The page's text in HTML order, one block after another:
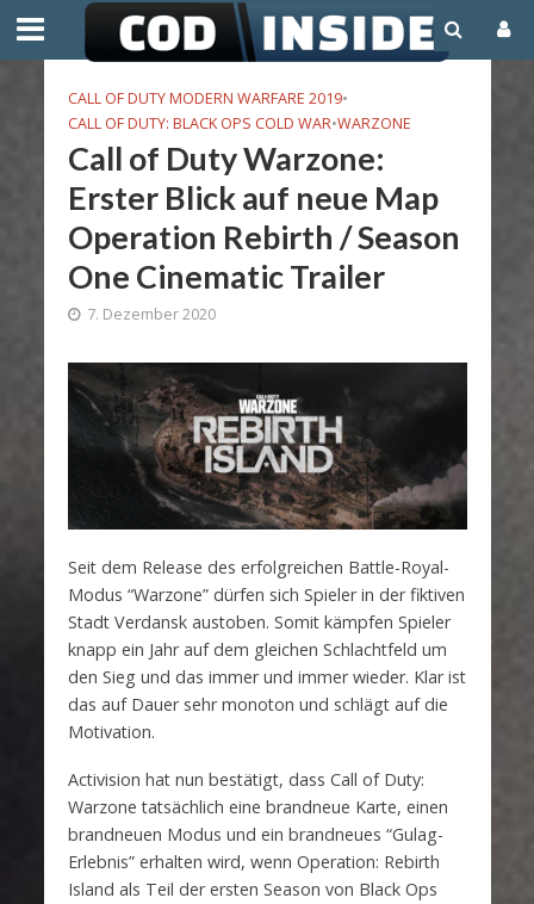
CALL OF DUTY MODERN WARFARE 2019•
CALL OF DUTY: BLACK OPS COLD WAR•WARZONE
Call of Duty Warzone:
Erster Blick auf neue Map
Operation Rebirth / Season
One Cinematic Trailer
7. Dezember 2020
Seit dem Release des erfolgreichen Battle-Royal-
Modus “Warzone” dürfen sich Spieler in der fiktiven
Stadt Verdansk austoben. Somit kämpfen Spieler
knapp ein Jahr auf dem gleichen Schlachtfeld um
den Sieg und das immer und immer wieder. Klar ist
das auf Dauer sehr monoton und schlägt auf die
Motivation.
Activision hat nun bestätigt, dass Call of Duty:
Warzone tatsächlich eine brandneue Karte, einen
brandneuen Modus und ein brandneues “Gulag-
Erlebnis” erhalten wird, wenn Operation: Rebirth
Island als Teil der ersten Season von Black Ops